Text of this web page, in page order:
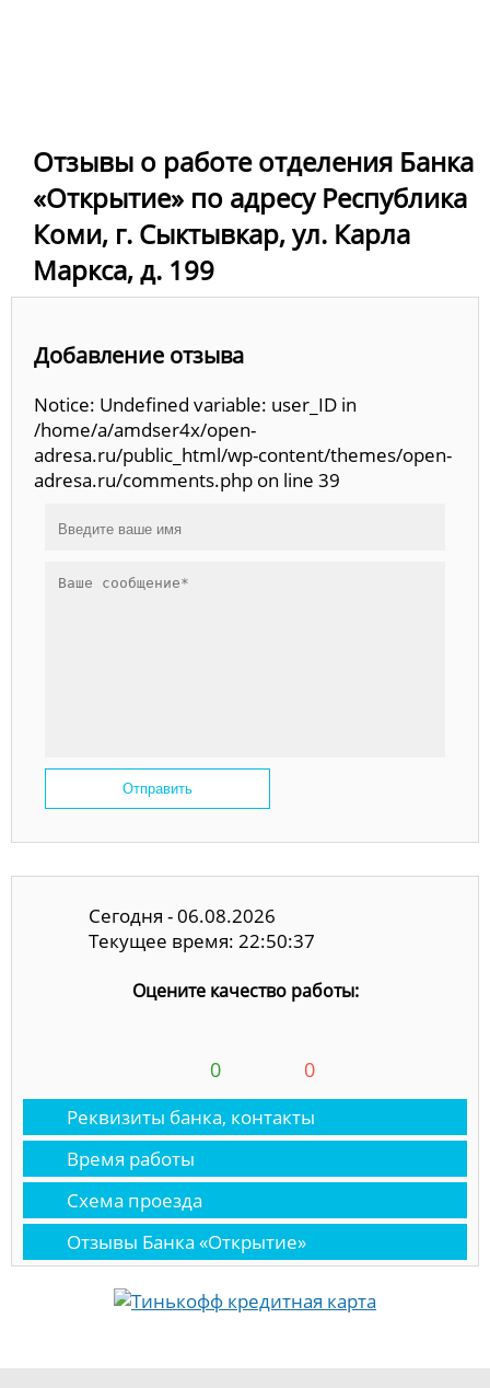
Отзывы о работе отделения Банка
«Открытие» по адресу Республика
Коми, г. Сыктывкар, ул. Карла
Маркса, д. 199
Добавление отзыва
Notice: Undefined variable: user_ID in
/home/a/amdser4x/open-
adresa.ru/public_html/wp-content/themes/open-
adresa.ru/comments.php on line 39
Отправить
Сегодня - 06.08.2026
Текущее время: 22:50:37
Оцените качество работы:
0 0
Реквизиты банка, контакты
Время работы
Схема проезда
Отзывы Банка «Открытие»